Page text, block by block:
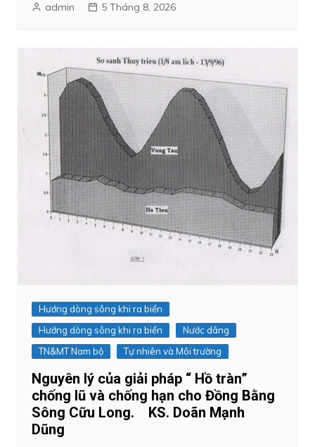
admin 5 Tháng 8, 2026
Hướng dòng sông khi ra biển
Hướng dòng sông khi ra biển
Nước dâng
TN&MT Nam bộ
Tự nhiên và Môi trường
Nguyên lý của giải pháp “ Hồ tràn”
chống lũ và chống hạn cho Đồng Bằng
Sông Cữu Long. KS. Doãn Mạnh
Dũng